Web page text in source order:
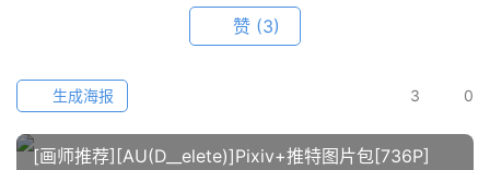
例
赞 (3)
3 0
生成海报
[画师推荐][AU(D__elete)]Pixiv+推特图片包[736P]